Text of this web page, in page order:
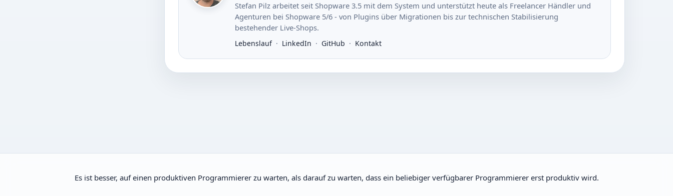
Stefan Pilz arbeitet seit Shopware 3.5 mit dem System und unterstützt heute als Freelancer Händler und
Agenturen bei Shopware 5/6 - von Plugins über Migrationen bis zur technischen Stabilisierung
bestehender Live-Shops.
Lebenslauf · LinkedIn · GitHub · Kontakt
Es ist besser, auf einen produktiven Programmierer zu warten, als darauf zu warten, dass ein beliebiger verfügbarer Programmierer erst produktiv wird.